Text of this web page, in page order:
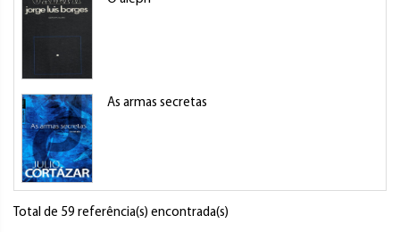
As armas secretas
Total de 59 referência(s) encontrada(s)